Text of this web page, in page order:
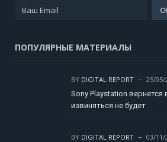
ПОПУЛЯРНЫЕ МАТЕРИАЛЫ
BY DIGITAL REPORT
25/05/
Sony Playstation вернется
извиняться не будет
BY DIGITAL REPORT
03/11/